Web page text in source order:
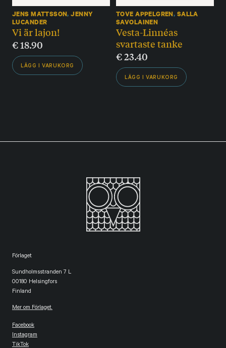
JENS MATTSSON,JENNY
LUCANDER
Vi är lajon!
€18.90
LÄGG I VARUKORG
TOVE APPELGREN, SALLA
SAVOLAINEN
Vesta-Linnéas
svartaste tanke
€23.40
LÄGG I VARUKORG
Förlaget
Sundholmsstranden 7 L
00180 Helsingfors
Finland
Mer om Förlaget.
Facebook
Instagram
TikTok